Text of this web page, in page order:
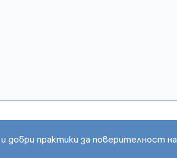
добри практики за поверителност на